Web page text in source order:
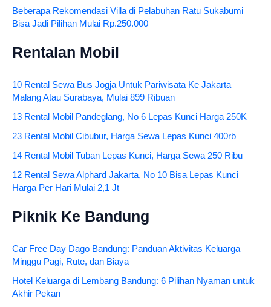
Beberapa Rekomendasi Villa di Pelabuhan Ratu Sukabumi
Bisa Jadi Pilihan Mulai Rp.250.000
Rentalan Mobil
10 Rental Sewa Bus Jogja Untuk Pariwisata Ke Jakarta
Malang Atau Surabaya, Mulai 899 Ribuan
13 Rental Mobil Pandeglang, No 6 Lepas Kunci Harga 250K
23 Rental Mobil Cibubur, Harga Sewa Lepas Kunci 400rb
14 Rental Mobil Tuban Lepas Kunci, Harga Sewa 250 Ribu
12 Rental Sewa Alphard Jakarta, No 10 Bisa Lepas Kunci
Harga Per Hari Mulai 2,1 Jt
Piknik Ke Bandung
Car Free Day Dago Bandung: Panduan Aktivitas Keluarga
Minggu Pagi, Rute, dan Biaya
Hotel Keluarga di Lembang Bandung: 6 Pilihan Nyaman untuk
Akhir Pekan